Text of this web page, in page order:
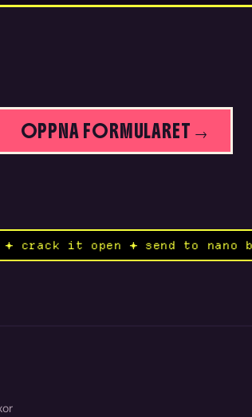
OPPNA FORMULARET →
✦ crack it open ✦ send